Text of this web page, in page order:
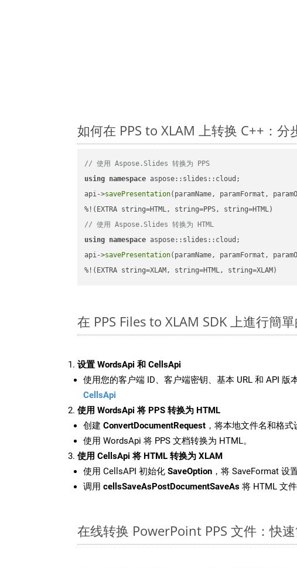
如何在 PPS to XLAM 上转换 C++：分
// 使用 Aspose.Slides 转换为 PPS
using namespace aspose::slides::cloud;
api->savePresentation(paramName, paramFormat,
// 使用 Aspose.Slides 转换为 HTML
using namespace aspose::slides::cloud;
api->savePresentation(paramName, paramFormat,
%!(EXTRA string=XLAM, string=HTML, string=XLAM)
在 PPS Files to XLAM SDK 上進行簡
设置 WordsApi 和 CellsApi
使用您的客户端 ID、客户端密钥、基本 URL 和 API 版
CellsApi
使用 WordsApi 将 PPS 转换为 HTML
创建 ConvertDocumentRequest ，将本地文件名和格式
使用 WordsApi 将 PPS 文档转换为 HTML。
使用 CellsApi 将 HTML 转换为 XLAM
使用 CellsAPI 初始化 SaveOption ，将 SaveFormat 设
调用 cellsSaveAsPostDocumentSaveAs 将 HTML 文
在线转换 PowerPoint PPS 文件：快